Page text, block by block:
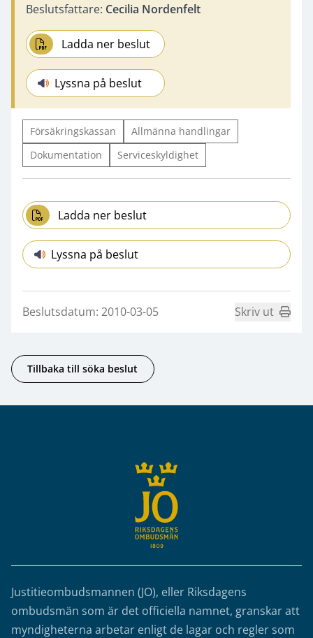
Beslutsfattare: Cecilia Nordenfelt
Ladda ner beslut
Lyssna på beslut
Försäkringskassan
Allmänna handlingar
Dokumentation
Serviceskyldighet
Ladda ner beslut
Lyssna på beslut
Beslutsdatum: 2010-03-05 Skriv ut
Tillbaka till söka beslut
Justitieombudsmannen (JO), eller Riksdagens
ombudsmän som är det officiella namnet, granskar att
myndigheterna arbetar enligt de lagar och regler som